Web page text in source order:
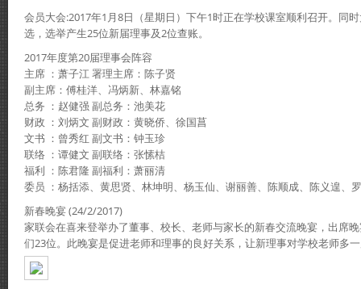
会员大会:2017年1月8日（星期日）下午1时正在学校课室顺利召开。同
选，选举产生25位新届理事及2位查账。
2017年度第20届理事会阵容
主席 ：萧子江 署理主席：陈子贤
副主席：傅桂洋、冯炳新、林嘉铭
总务 ：赵健强 副总务：池美花
财政 ：刘炳文 副财政：黄晓侨、徐国菖
文书 ：曾秀红 副文书：钟玉珍
联络 ：谭健文 副联络：张愫桔
福利 ：陈君隆 副福利：萧丽清
委员 ：杨括添、黄思贤、林坤明、杨玉仙、谢丽善、陈顺成、陈义遑、
新春晚宴 (24/2/2017)
家联会在喜来登举办了董事、校长、老师与家长的新春交流晚宴，出席
们23位。此晚宴是促进老师和理事的良好关系，让新理事对学校老师多